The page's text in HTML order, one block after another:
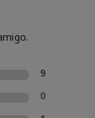
9
0